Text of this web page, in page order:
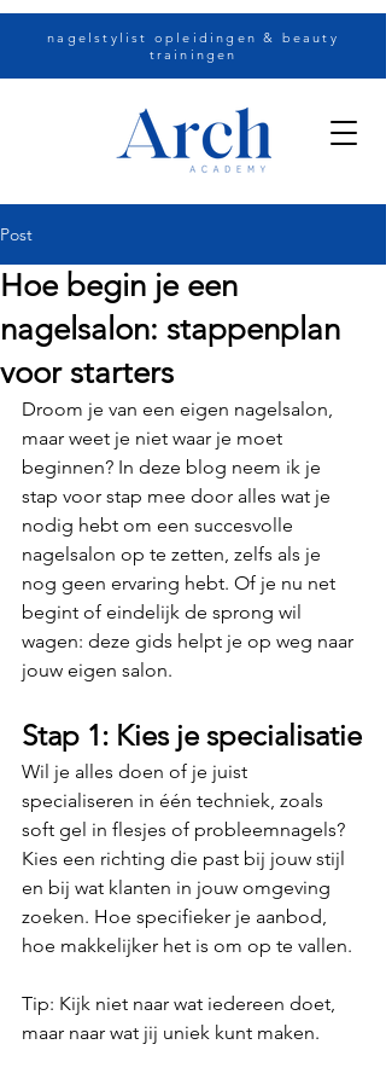
nagelstylist opleidingen & beauty
trainingen
Post
Hoe begin je een
nagelsalon: stappenplan
voor starters
Droom je van een eigen nagelsalon,
maar weet je niet waar je moet
beginnen? In deze blog neem ik je
stap voor stap mee door alles wat je
nodig hebt om een succesvolle
nagelsalon op te zetten, zelfs als je
nog geen ervaring hebt. Of je nu net
begint of eindelijk de sprong wil
wagen: deze gids helpt je op weg naar
jouw eigen salon.
Stap 1: Kies je specialisatie
Wil je alles doen of je juist
specialiseren in één techniek, zoals
soft gel in flesjes of probleemnagels?
Kies een richting die past bij jouw stijl
en bij wat klanten in jouw omgeving
zoeken. Hoe specifieker je aanbod,
hoe makkelijker het is om op te vallen.
Tip: Kijk niet naar wat iedereen doet,
maar naar wat jij uniek kunt maken.